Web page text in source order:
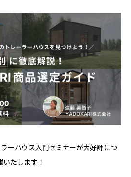
について
ーハウス入門セミナーが大好評につ
いたします！